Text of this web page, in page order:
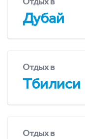
Дубай
Отдых в
Тбилиси
Отдых в